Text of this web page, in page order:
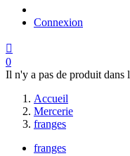
Connexion

0
Il n'y a pas de produit dans
Accueil
Mercerie
franges
franges